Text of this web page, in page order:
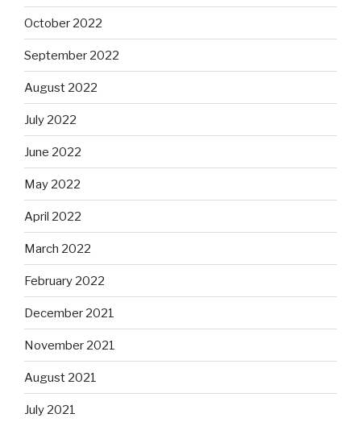
October 2022
September 2022
August 2022
July 2022
June 2022
May 2022
April 2022
March 2022
February 2022
December 2021
November 2021
August 2021
July 2021